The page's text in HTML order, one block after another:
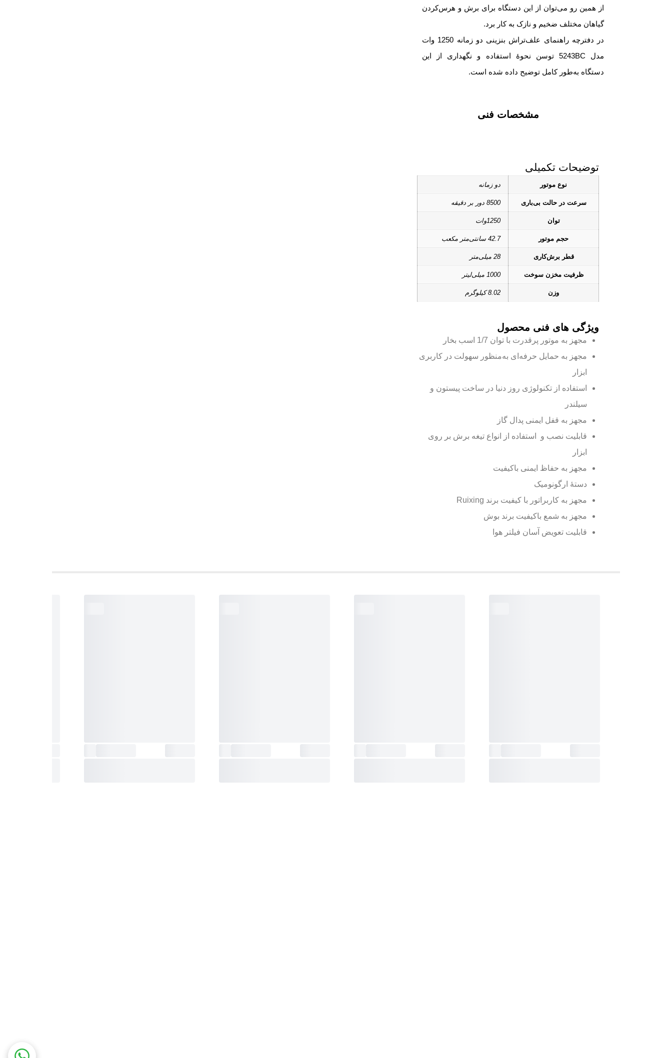
از همین رو می‌توان از این دستگاه برای برش و هرس‌کردن
گیاهان مختلف ضخیم و نازک به کار برد.
در دفترچه راهنمای علف‌تراش بنزینی دو زمانه 1250 وات
مدل 5243BC توسن نحوۀ استفاده و نگهداری از این
دستگاه به‌طور کامل توضیح داده شده است.
مشخصات فنی
توضیحات تکمیلی
نوع موتور دو زمانه
سرعت در حالت بی‌باری 8500 دور بر دقیقه
توان 1250وات
حجم موتور 42.7 سانتی‌متر مکعب
قطر برش‌کاری 28 میلی‌متر
ظرفیت مخزن سوخت 1000 میلی‌لیتر
وزن 8.02 کیلوگرم
ویژگی های فنی محصول
مجهز به موتور پرقدرت با توان 1/7 اسب بخار
مجهز به حمایل حرفه‌ای به‌منظور سهولت در کاربری
ابزار
استفاده از تکنولوژی روز دنیا در ساخت پیستون و
سیلندر
مجهز به قفل ایمنی پدال گاز
قابلیت نصب و استفاده از انواع تیغه برش بر روی
ابزار
مجهز به حفاظ ایمنی باکیفیت
دستۀ ارگونومیک
مجهز به کاربراتور با کیفیت برند Ruixing
مجهز به شمع باکیفیت برند بوش
قابلیت تعویض آسان فیلتر هوا